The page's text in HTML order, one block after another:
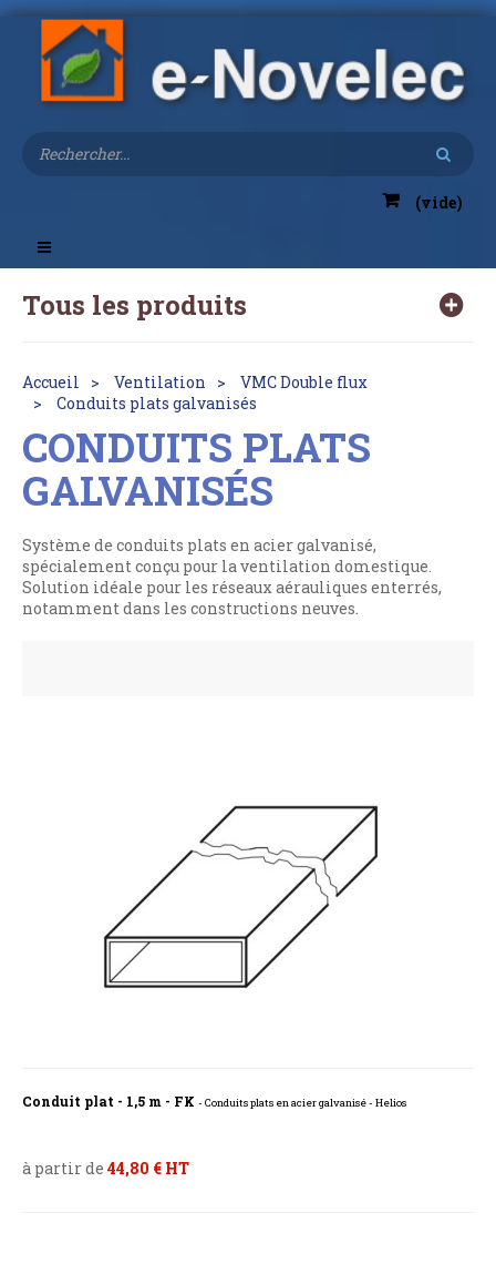
(vide)
Toggle
navigation
Tous les produits
Accueil Ventilation
VMC Double flux
Conduits plats galvanisés
CONDUITS PLATS
GALVANISÉS
Système de conduits plats en acier galvanisé,
spécialement conçu pour la ventilation domestique.
Solution idéale pour les réseaux aérauliques enterrés,
notamment dans les constructions neuves.
Conduit plat - 1,5 m - FK - Conduits plats en acier galvanisé - Helios
à partir de 44,80 € HT